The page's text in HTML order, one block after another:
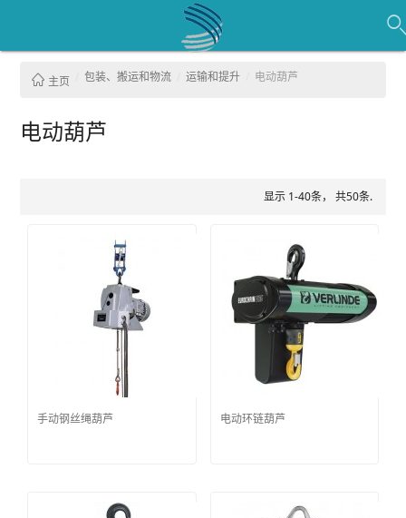
主页 包装、搬运和物流 运输和提升 电动葫芦
电动葫芦
显示 1-40条， 共50条.
手动钢丝绳葫芦 电动环链葫芦